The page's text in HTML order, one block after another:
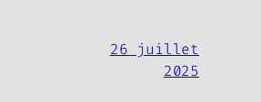
26 juillet
2025